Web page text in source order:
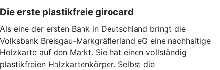
Die erste plastikfreie girocard
Als eine der ersten Bank in Deutschland bringt die
Volksbank Breisgau-Markgräflerland eG eine nachhaltige
Holzkarte auf den Markt. Sie hat einen vollständig
plastikfreien Holzkartenkörper. Selbst die